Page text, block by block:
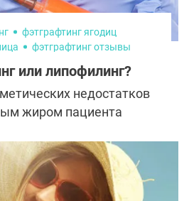
фэтграфтинг ягодиц
фэтграфтинг отзывы
или липофилинг?
недостатков
жиром пациента
давно. Пациенты,
в преображении
с двумя понятиями